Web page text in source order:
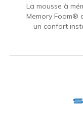
La mousse à
Memory Foam®
un confort